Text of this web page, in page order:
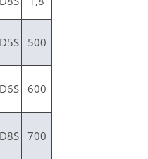
500
600
700